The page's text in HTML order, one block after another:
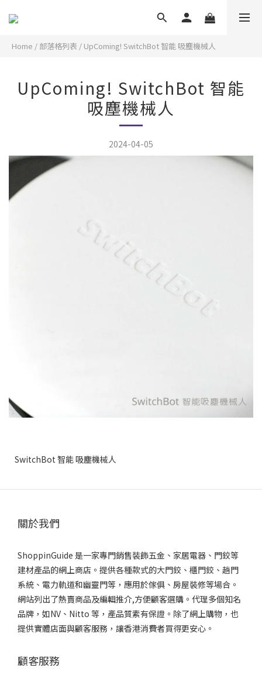
Home / 部落格列表 / UpComing! SwitchBot 智能 吸塵機械人
UpComing! SwitchBot 智能
吸塵機械人
2024-04-05
SwitchBot 智能 吸塵機械人
關於我們
ShoppinGuide 是一家專門銷售裝飾五金、家居電器、門鉸等
建材產品的網上商店。提供各種款式的大門鉸、櫃門鉸、趟門
系統、電力軌道和幽靈門等，應用於傢俱、房屋裝修等場合。
網站列出了熱賣商品及編輯推介,方便顧客選購。代理多個知名
品牌，如NV、Nitto 等，產品質素有保證。除了網上購物，也
提供實體店面與顧客服務，讓香港消費者買得更安心。
顧客服務